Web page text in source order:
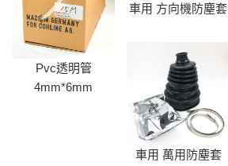
Pvc透明管
4mm*6mm
車用 方向機防塵套
車用 萬用防塵套